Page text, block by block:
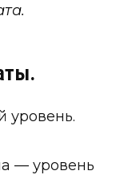
уровень.
— уровень